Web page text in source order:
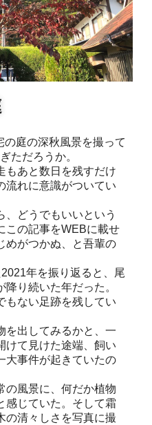
ただろうか。
もあと数日を残すだけ
流れに意識がついてい
、どうでもいいという
この記事をWEBに載せ
めがつかぬ、と吾輩の
年を振り返ると、尾
り続いた年だった。
もない足跡を残してい
を出してみるかと、一
けて見けた途端、飼い
大事件が起きていたの
の風景に、何だか植物
感じていた。そして霜
の清々しさを写真に撮